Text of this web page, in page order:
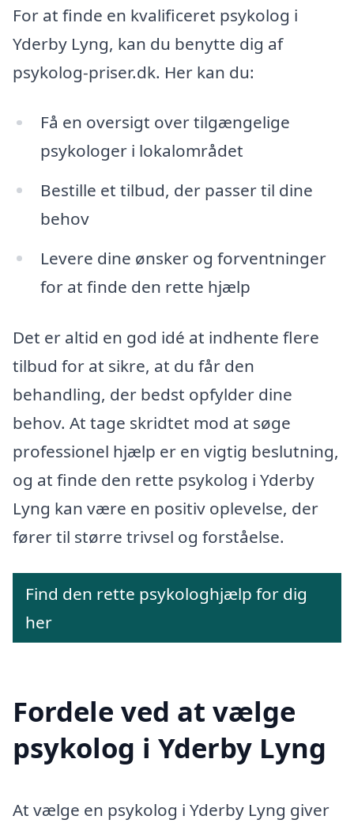
For at finde en kvalificeret psykolog i
Yderby Lyng, kan du benytte dig af
psykolog-priser.dk. Her kan du:
Få en oversigt over tilgængelige
psykologer i lokalområdet
Bestille et tilbud, der passer til dine
behov
Levere dine ønsker og forventninger
for at finde den rette hjælp
Det er altid en god idé at indhente flere
tilbud for at sikre, at du får den
behandling, der bedst opfylder dine
behov. At tage skridtet mod at søge
professionel hjælp er en vigtig beslutning,
og at finde den rette psykolog i Yderby
Lyng kan være en positiv oplevelse, der
fører til større trivsel og forståelse.
Find den rette psykologhjælp for dig
her
Fordele ved at vælge
psykolog i Yderby Lyng
At vælge en psykolog i Yderby Lyng giver